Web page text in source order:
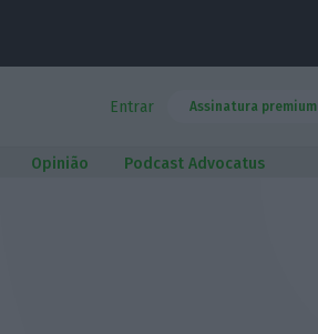
Entrar Assinatura premium
Opinião Podcast Advocatus